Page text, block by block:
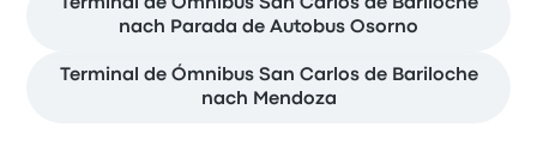
nach Parada de Autobus Osorno
Terminal de Ómnibus San Carlos de Bariloche
nach Mendoza